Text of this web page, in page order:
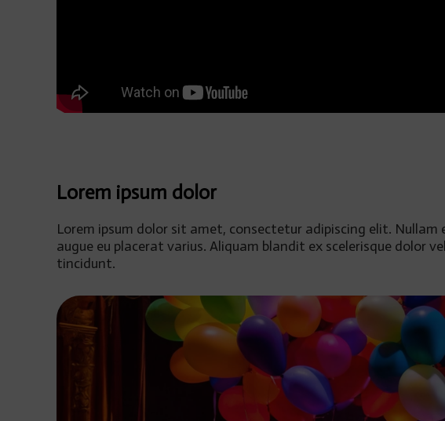
Lorem ipsum dolor
Lorem ipsum dolor sit amet, consectetur adipiscing elit. Nullam
augue eu placerat varius. Aliquam blandit ex scelerisque dolor
tincidunt.